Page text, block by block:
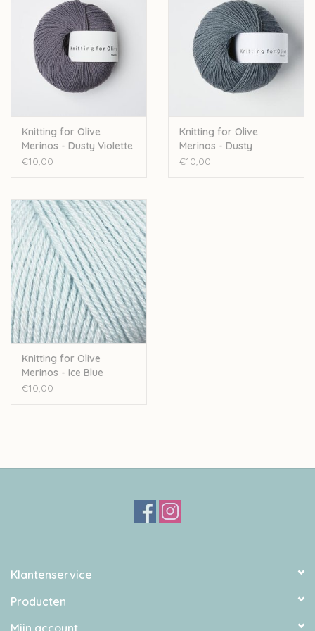
Knitting for Olive
Merinos - Dusty Violette
€10,00
Knitting for Olive
Merinos - Dusty
Petroleum Blue
€10,00
Knitting for Olive
Merinos - Ice Blue
€10,00
Klantenservice
Producten
Mijn account